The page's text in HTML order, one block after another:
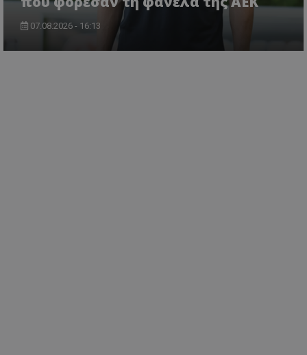
07.08.2026 - 16:13